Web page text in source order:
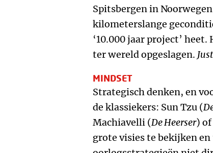
Spitsbergen in
kilometerslange
‘10.000 jaar project’
ter wereld opgeslagen.
MINDSET
Strategisch denken, en
de klassiekers: Sun Tzu (
Machiavelli (De Heerser) of
grote visies te bekijken